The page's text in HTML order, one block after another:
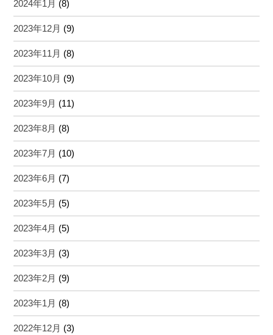
2024年1月 (8)
2023年12月 (9)
2023年11月 (8)
2023年10月 (9)
2023年9月 (11)
2023年8月 (8)
2023年7月 (10)
2023年6月 (7)
2023年5月 (5)
2023年4月 (5)
2023年3月 (3)
2023年2月 (9)
2023年1月 (8)
2022年12月 (3)